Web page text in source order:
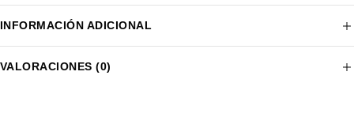
INFORMACIÓN ADICIONAL
VALORACIONES (0)